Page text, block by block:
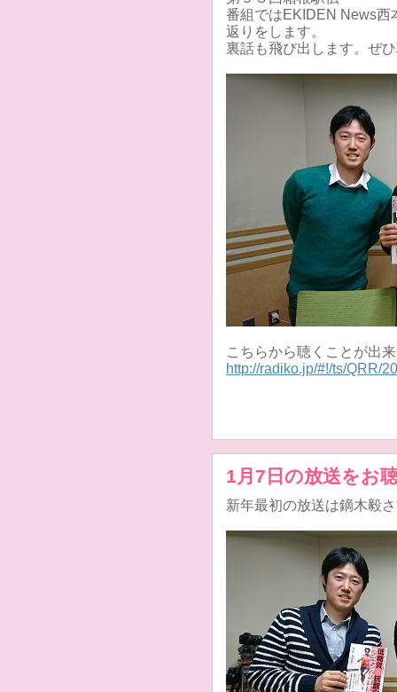
番組ではEKIDEN News西
返りをします。
裏話も飛び出します。ぜ
こちらから聴くことが出
http://radiko.jp/#!/ts/QRR/
1月7日の放送をお
新年最初の放送は鏑木毅